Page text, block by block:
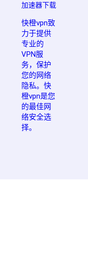
加速器下载
快橙vpn致
力于提供
专业的
VPN服
务，保护
您的网络
隐私。快
橙vpn是您
的最佳网
络安全选
择。